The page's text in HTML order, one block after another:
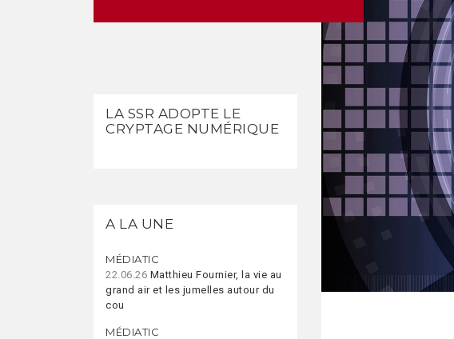
LA SSR ADOPTE LE
CRYPTAGE NUMÉRIQUE
A LA UNE
MÉDIATIC
22.06.26 Matthieu Fournier, la vie au
grand air et les jumelles autour du
cou
MÉDIATIC